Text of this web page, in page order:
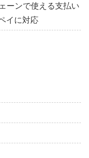
ーンで使える支払い
イに対応